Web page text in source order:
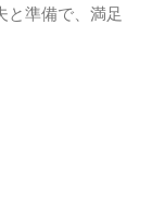
と準備で、満足